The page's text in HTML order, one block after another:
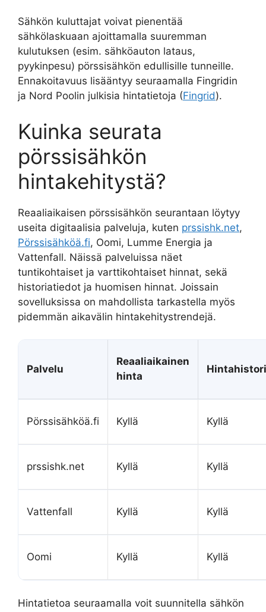
Sähkön kuluttajat voivat pienentää
sähkölaskuaan ajoittamalla suuremman
kulutuksen (esim. sähköauton lataus,
pyykinpesu) pörssisähkön edullisille tunneille.
Ennakoitavuus lisääntyy seuraamalla Fingridin
ja Nord Poolin julkisia hintatietoja (Fingrid).
Kuinka seurata
pörssisähkön
hintakehitystä?
Reaaliaikaisen pörssisähkön seurantaan löytyy
useita digitaalisia palveluja, kuten prssishk.net,
Pörssisähköä.fi, Oomi, Lumme Energia ja
Vattenfall. Näissä palveluissa näet
tuntikohtaiset ja varttikohtaiset hinnat, sekä
historiatiedot ja huomisen hinnat. Joissain
sovelluksissa on mahdollista tarkastella myös
pidemmän aikavälin hintakehitystrendejä.
Palvelu
Reaaliaikainen
hinta
Pörssisähköä.fi Kyllä Kyllä
prssishk.net Kyllä Kyllä
Vattenfall Kyllä Kyllä
Oomi Kyllä Kyllä
Hintatietoa seuraamalla voit suunnitella sähkön